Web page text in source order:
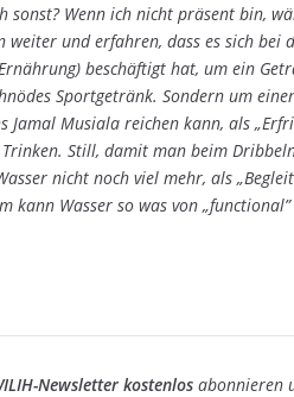
sonst? Wenn ich nicht präsent bin,
und erfahren, dass es sich bei
beschäftigt hat, um ein
Sportgetränk. Sondern um
Jamal Musiala reichen kann, als
Still, damit man beim
nicht noch viel mehr, als
kann Wasser so was von
Newsletter kostenlos abonnieren